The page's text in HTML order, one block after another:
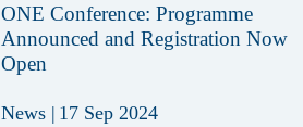
ONE Conference: Programme
Announced and Registration Now
Open
News | 17 Sep 2024